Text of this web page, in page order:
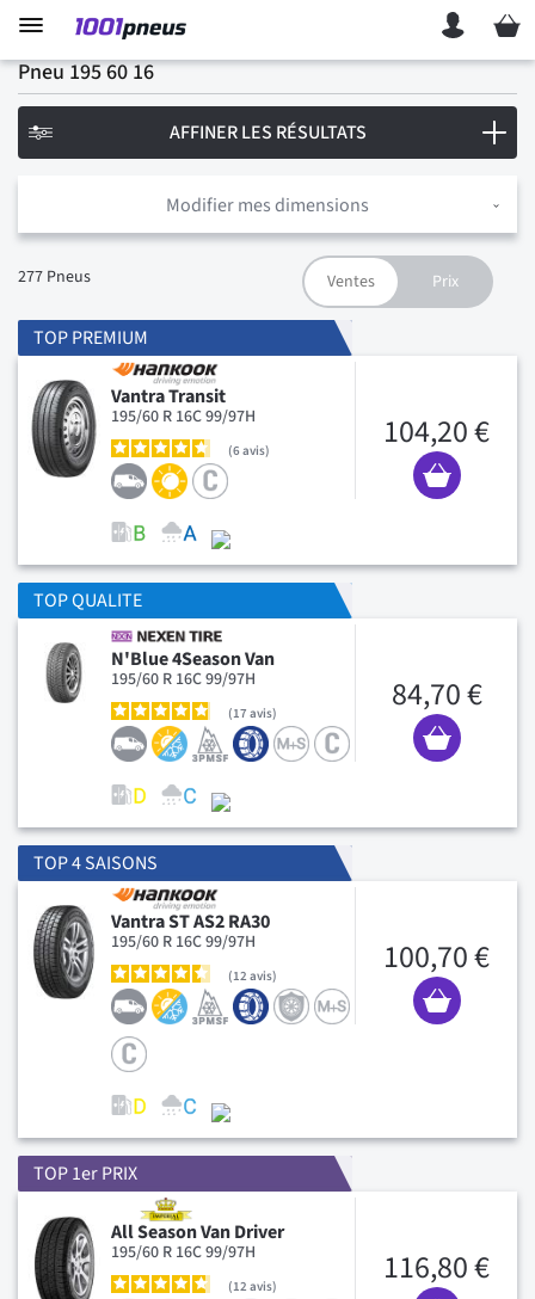
Mon
Pneu 195 60 16
Modifier mes dimensions
277 Pneus
TOP PREMIUM
Vantra Transit
195/60 R 16C 99/97H
6avis 104,20 €
TOP QUALITE
N'Blue 4Season Van
195/60 R 16C 99/97H
17 avis 84,70 €
TOP 4 SAISONS
Vantra ST AS2 RA30
195/60 R 16C 99/97H
12 avis 100,70 €
TOP 1er PRIX
All Season Van Driver
195/60 R 16C 99/97H
12 avis 116,80 €
AFFINER LES RÉSULTATS